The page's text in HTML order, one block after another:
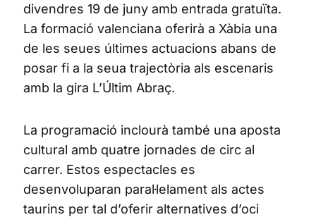
divendres 19 de juny amb entrada gratuïta.
La formació valenciana oferirà a Xàbia una
de les seues últimes actuacions abans de
posar fi a la seua trajectòria als escenaris
amb la gira L’Últim Abraç.
La programació inclourà també una aposta
cultural amb quatre jornades de circ al
carrer. Estos espectacles es
desenvoluparan paral·lelament als actes
taurins per tal d’oferir alternatives d’oci